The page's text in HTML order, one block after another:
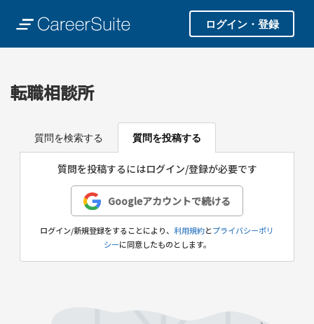
ログイン・登録
転職相談所
質問を検索する 質問を投稿する
質問を投稿するにはログイン/登録が必要です
Googleアカウントで続ける
ログイン/新規登録をすることにより、 利用規約とプライバシーポリ
シーに同意したものとします。